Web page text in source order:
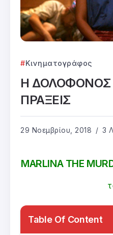
Κινηματογράφος
Η ΔΟΛΟΦΟΝΟΣ
ΠΡΑΞΕΙΣ
29 Νοεμβρίου, 2018 3
MARLINA THE
Table Of Content